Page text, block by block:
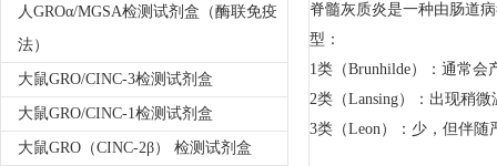
人GROα/MGSA检测试剂盒（酶联免疫
法）
大鼠GRO/CINC-3检测试剂盒
大鼠GRO/CINC-1检测试剂盒
大鼠GRO（CINC-2β） 检测试剂盒
脊髓灰质炎是一种由肠道
型：
1类（Brunhilde）：通常会
2类（Lansing）：出现稍
3类（Leon）：少，但伴随